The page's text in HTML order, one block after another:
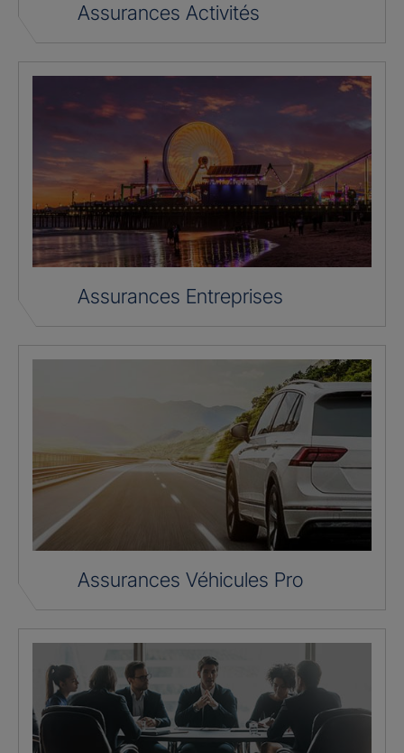
Assurances Activités
Assurances Entreprises
Assurances Véhicules Pro